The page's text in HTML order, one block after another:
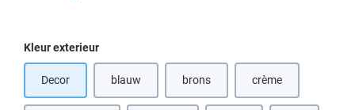
Selecteer
Kleur exterieur
Decor blauw(Deze optie is momenteel niet beschikbaar.)
brons
(Deze optie is momenteel niet
crème(Deze optie is